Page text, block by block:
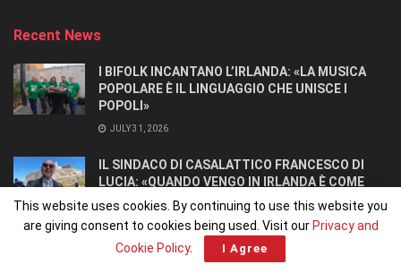
Recent News
I BIFOLK INCANTANO L’IRLANDA: «LA MUSICA
POPOLARE È IL LINGUAGGIO CHE UNISCE I
POPOLI»
JULY 31, 2026
IL SINDACO DI CASALATTICO FRANCESCO DI
LUCIA: «QUANDO VENGO IN IRLANDA È COME
TORNARE A CASA».
JULY 27, 2026
This website uses cookies. By continuing to use this website you
are giving consent to cookies being used. Visit our Privacy and
Cookie Policy. I Agree